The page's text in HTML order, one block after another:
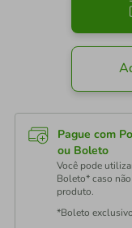
Pague com
ou Boleto
Você pode
Boleto* caso
produto.
*Boleto